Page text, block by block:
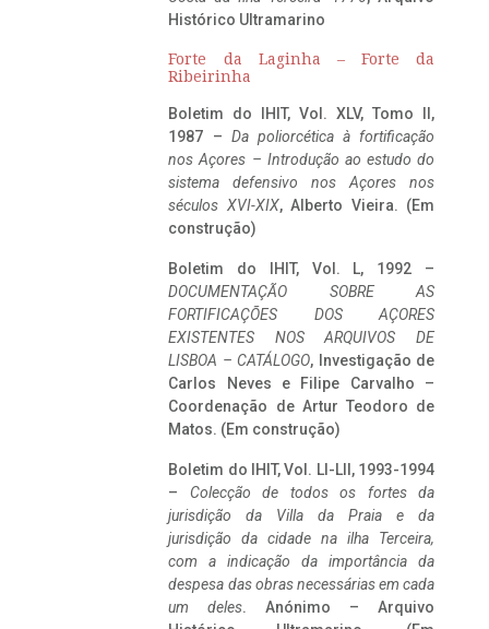
Histórico Ultramarino
Forte da Laginha – Forte da
Ribeirinha
Boletim do IHIT, Vol. XLV, Tomo II,
1987 – Da poliorcética à fortificação
nos Açores – Introdução ao estudo do
sistema defensivo nos Açores nos
séculos XVI-XIX, Alberto Vieira. (Em
construção)
Boletim do IHIT, Vol. L, 1992 –
DOCUMENTAÇÃO SOBRE AS
FORTIFICAÇÕES DOS AÇORES
EXISTENTES NOS ARQUIVOS DE
LISBOA – CATÁLOGO, Investigação de
Carlos Neves e Filipe Carvalho –
Coordenação de Artur Teodoro de
Matos. (Em construção)
Boletim do IHIT, Vol. LI-LII, 1993-1994
– Colecção de todos os fortes da
jurisdição da Villa da Praia e da
jurisdição da cidade na ilha Terceira,
com a indicação da importância da
despesa das obras necessárias em cada
um deles. Anónimo – Arquivo